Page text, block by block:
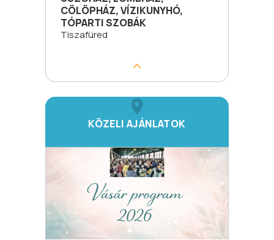
CÖLÖPHÁZ, VÍZIKUNYHÓ,
TÓPARTI SZOBÁK
Tiszafüred
KÖZELI AJÁNLATOK